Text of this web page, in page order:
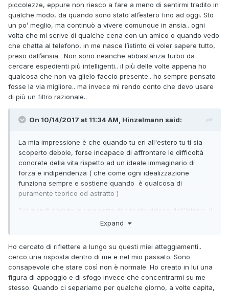
piccolezze, eppure non riesco a fare a meno di sentirmi tradito in
qualche modo, da quando sono stato all’estero fino ad oggi. Sto
un po’ meglio, ma continuò a vivere comunque in ansia.. ogni
volta che mi scrive di qualche cena con un amico o quando vedo
che chatta al telefono, in me nasce l’istinto di voler sapere tutto,
preso dall’ansia. Non sono neanche abbastanza furbo da
cercare espedienti più intelligenti.. il più delle volte appena ho
qualcosa che non va glielo faccio presente.. ho sempre pensato
fosse la via migliore.. ma invece mi rendo conto che devo usare
di più un filtro razionale..
On 10/14/2017 at 11:34 AM, Hinzelmann said:
La mia impressione è che quando tu eri all'estero tu ti sia
scoperto debole, forse incapace di affrontare le difficoltà
concrete della vita rispetto ad un ideale immaginario di
forza e indipendenza ( che come ogni idealizzazione
funziona sempre e sostiene quando è qualcosa di
puramente teorico ed astratto )
Sei quindi caduto in una sorta di circolo vizioso dell'isteria, il
tuo rapporto con lui non si è bloccato a livello comunicativo
centralità
Tu non te ne rendi conto probabilmente, ma anche la
richiesta di attenzioni sessuali se formulata come
espressione di mero possesso e gelosia, corrisponde ad
Expand
Ho cercato di riflettere a lungo su questi miei atteggiamenti..
cerco una risposta dentro di me e nel mio passato. Sono
consapevole che stare così non è normale. Ho creato in lui una
figura di appoggio e di sfogo invece che concentrarmi su me
stesso. Quando ci separiamo per qualche giorno, a volte capita,